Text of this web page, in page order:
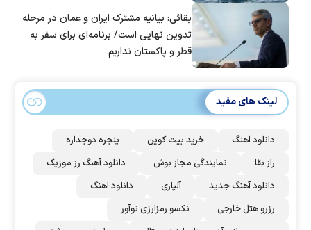
بقائی: بیانیه مشترک ایران و عمان در مرحله
تدوین نهایی است/ برنامه‌ای برای سفر به
قطر و پاکستان نداریم
لینک های مفید
دانلود اهنگ خرید بیت کوین
پنجره دوجداره
راز بقا
نمایندگی مجاز بوش
دانلود آهنگ رز‌ موزیک
دانلود آهنگ جدید
آلپاری
دانلود اهنگ
رزرو هتل خارجی
نکسو رمزارزی نوآور